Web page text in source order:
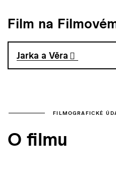
Film na
Jarka a Věra
FILMOGRAFICKÉ
O filmu